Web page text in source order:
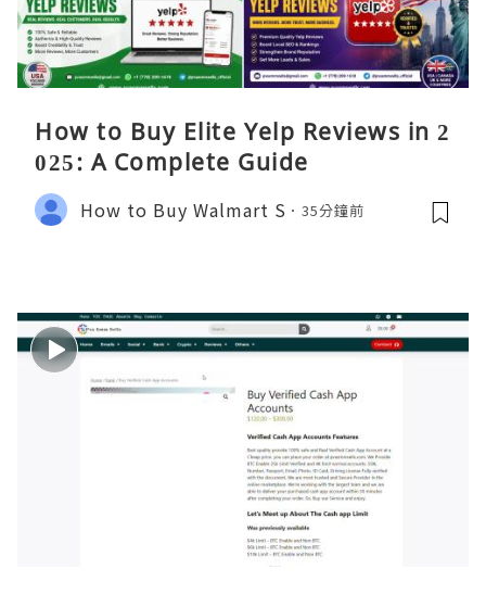
How to Buy Elite Yelp Reviews in 2
025: A Complete Guide
How to Buy Walmart S 35分鐘前